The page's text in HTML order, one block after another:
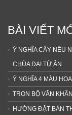
BÀI VIẾT
Ý NGHĨA CÂY NÊU
CHÙA ĐẠI TỪ ÂN
Ý NGHĨA 4 MÀU
TRỌN BỘ VĂN
HƯỚNG ĐẶT BÀN